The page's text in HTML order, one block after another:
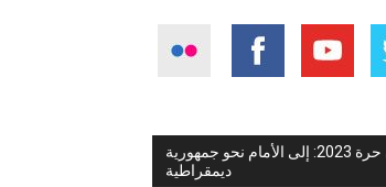
اجتماع إيران حرة 2023: إلى الأمام نحو جمهورية
ديمقراطية